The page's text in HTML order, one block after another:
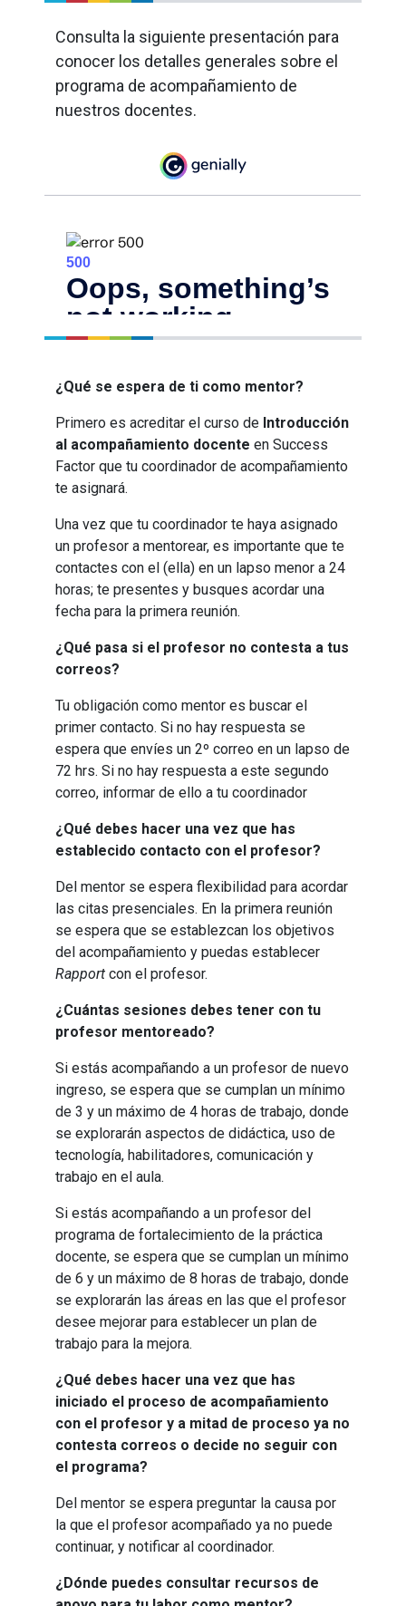
Consulta la siguiente presentación para
conocer los detalles generales sobre el
programa de acompañamiento de
nuestros docentes.
¿Qué se espera de ti como mentor?
Primero es acreditar el curso de Introducción
al acompañamiento docente en Success
Factor que tu coordinador de acompañamiento
te asignará.
Una vez que tu coordinador te haya asignado
un profesor a mentorear, es importante que te
contactes con el (ella) en un lapso menor a 24
horas; te presentes y busques acordar una
fecha para la primera reunión.
¿Qué pasa si el profesor no contesta a tus
correos?
Tu obligación como mentor es buscar el
primer contacto. Si no hay respuesta se
espera que envíes un 2º correo en un lapso de
72 hrs. Si no hay respuesta a este segundo
correo, informar de ello a tu coordinador
¿Qué debes hacer una vez que has
establecido contacto con el profesor?
Del mentor se espera flexibilidad para acordar
las citas presenciales. En la primera reunión
se espera que se establezcan los objetivos
del acompañamiento y puedas establecer
Rapport con el profesor.
¿Cuántas sesiones debes tener con tu
profesor mentoreado?
Si estás acompañando a un profesor de nuevo
ingreso, se espera que se cumplan un mínimo
de 3 y un máximo de 4 horas de trabajo, donde
se explorarán aspectos de didáctica, uso de
tecnología, habilitadores, comunicación y
trabajo en el aula.
Si estás acompañando a un profesor del
programa de fortalecimiento de la práctica
docente, se espera que se cumplan un mínimo
de 6 y un máximo de 8 horas de trabajo, donde
se explorarán las áreas en las que el profesor
desee mejorar para establecer un plan de
trabajo para la mejora.
¿Qué debes hacer una vez que has
iniciado el proceso de acompañamiento
con el profesor y a mitad de proceso ya no
contesta correos o decide no seguir con
el programa?
Del mentor se espera preguntar la causa por
la que el profesor acompañado ya no puede
continuar, y notificar al coordinador.
¿Dónde puedes consultar recursos de